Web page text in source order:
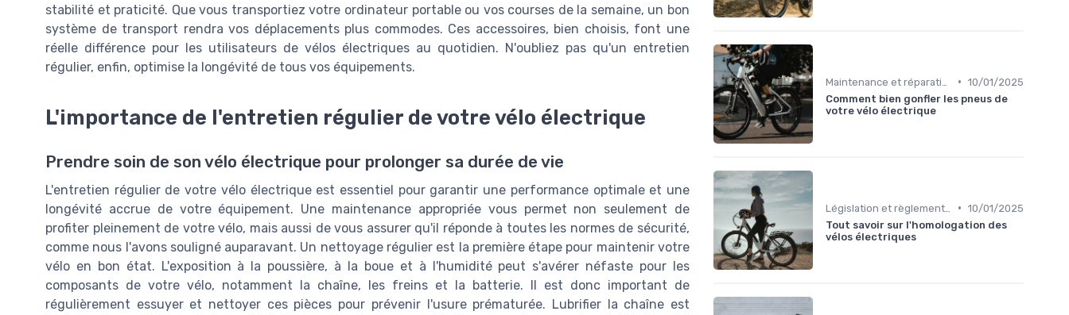
stabilité et praticité. Que vous transportiez votre ordinateur portable ou vos courses de la semaine, un bon
système de transport rendra vos déplacements plus commodes. Ces accessoires, bien choisis, font une
réelle différence pour les utilisateurs de vélos électriques au quotidien. N'oubliez pas qu'un entretien
régulier, enfin, optimise la longévité de tous vos équipements.
L'importance de l'entretien régulier de votre vélo électrique
Prendre soin de son vélo électrique pour prolonger sa durée de vie
L'entretien régulier de votre vélo électrique est essentiel pour garantir une performance optimale et une
longévité accrue de votre équipement. Une maintenance appropriée vous permet non seulement de
profiter pleinement de votre vélo, mais aussi de vous assurer qu'il réponde à toutes les normes de sécurité,
comme nous l'avons souligné auparavant. Un nettoyage régulier est la première étape pour maintenir votre
vélo en bon état. L'exposition à la poussière, à la boue et à l'humidité peut s'avérer néfaste pour les
composants de votre vélo, notamment la chaîne, les freins et la batterie. Il est donc important de
régulièrement essuyer et nettoyer ces pièces pour prévenir l'usure prématurée. Lubrifier la chaîne est
• 10/01/2025
Comment bien gonfler les pneus de
votre vélo électrique
• 10/01/2025
Tout savoir sur l'homologation des
vélos électriques